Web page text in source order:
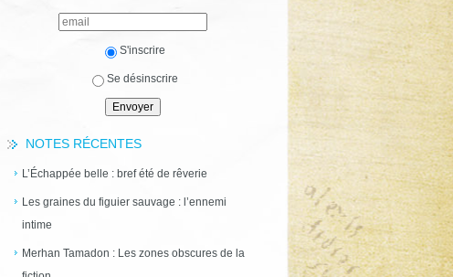
S'inscrire
Se désinscrire
NOTES RÉCENTES
L’Échappée belle : bref été de rêverie
Les graines du figuier sauvage : l’ennemi
intime
Merhan Tamadon : Les zones obscures de la